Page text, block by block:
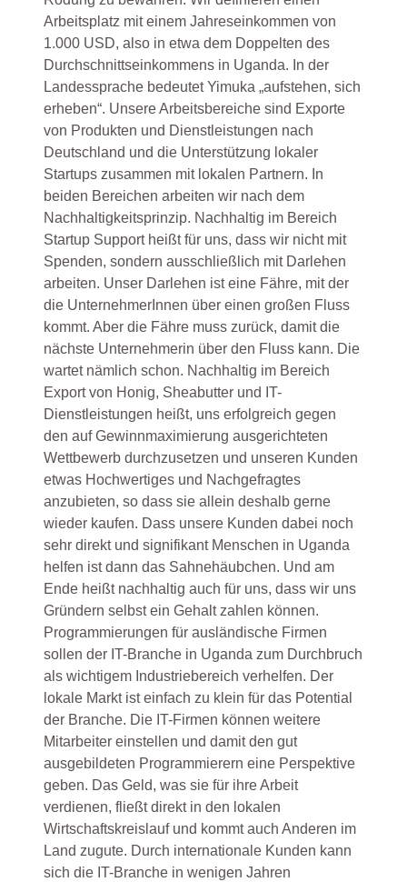
Arbeitsplatz mit einem Jahreseinkommen von
1.000 USD, also in etwa dem Doppelten des
Durchschnittseinkommens in Uganda. In der
Landessprache bedeutet Yimuka „aufstehen, sich
erheben“. Unsere Arbeitsbereiche sind Exporte
von Produkten und Dienstleistungen nach
Deutschland und die Unterstützung lokaler
Startups zusammen mit lokalen Partnern. In
beiden Bereichen arbeiten wir nach dem
Nachhaltigkeitsprinzip. Nachhaltig im Bereich
Startup Support heißt für uns, dass wir nicht mit
Spenden, sondern ausschließlich mit Darlehen
arbeiten. Unser Darlehen ist eine Fähre, mit der
die UnternehmerInnen über einen großen Fluss
kommt. Aber die Fähre muss zurück, damit die
nächste Unternehmerin über den Fluss kann. Die
wartet nämlich schon. Nachhaltig im Bereich
Export von Honig, Sheabutter und IT-
Dienstleistungen heißt, uns erfolgreich gegen
den auf Gewinnmaximierung ausgerichteten
Wettbewerb durchzusetzen und unseren Kunden
etwas Hochwertiges und Nachgefragtes
anzubieten, so dass sie allein deshalb gerne
wieder kaufen. Dass unsere Kunden dabei noch
sehr direkt und signifikant Menschen in Uganda
helfen ist dann das Sahnehäubchen. Und am
Ende heißt nachhaltig auch für uns, dass wir uns
Gründern selbst ein Gehalt zahlen können.
Programmierungen für ausländische Firmen
sollen der IT-Branche in Uganda zum Durchbruch
als wichtigem Industriebereich verhelfen. Der
lokale Markt ist einfach zu klein für das Potential
der Branche. Die IT-Firmen können weitere
Mitarbeiter einstellen und damit den gut
ausgebildeten Programmierern eine Perspektive
geben. Das Geld, was sie für ihre Arbeit
verdienen, fließt direkt in den lokalen
Wirtschaftskreislauf und kommt auch Anderen im
Land zugute. Durch internationale Kunden kann
sich die IT-Branche in wenigen Jahren